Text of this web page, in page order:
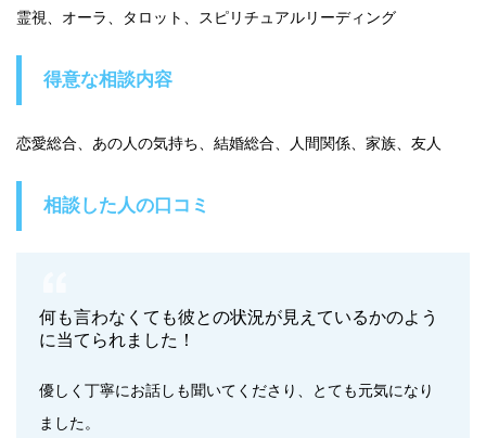
霊視、オーラ、タロット、スピリチュアルリーディング
得意な相談内容
恋愛総合、あの人の気持ち、結婚総合、人間関係、家族、友人
相談した人の口コミ
何も言わなくても彼との状況が見えているかのよう
に当てられました！
優しく丁寧にお話しも聞いてくださり、とても元気になり
ました。